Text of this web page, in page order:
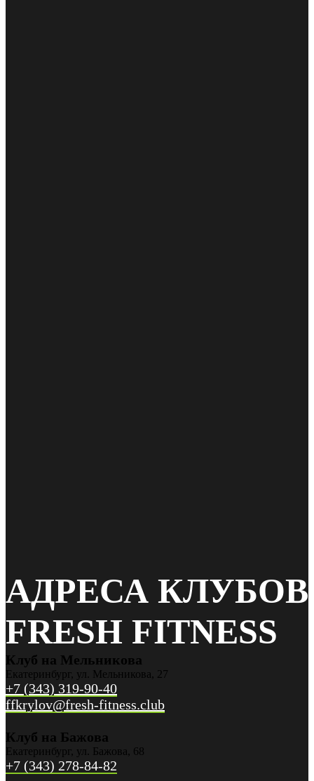
АДРЕСА КЛУБОВ
FRESH FITNESS
Клуб на Мельникова
Екатеринбург, ул. Мельникова, 27
+7 (343) 319-90-40
ffkrylov@fresh-fitness.club
Клуб на Бажова
Екатеринбург, ул. Бажова, 68
+7 (343) 278-84-82